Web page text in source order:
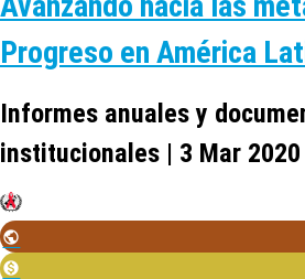
Progreso en América
Informes anuales y
institucionales | 3 Mar 2020